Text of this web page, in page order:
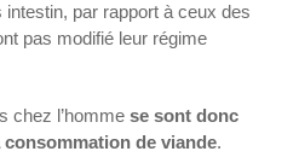
par rapport à ceux des
pas modifié leur régime
chez l’homme se sont donc
consommation de viande.